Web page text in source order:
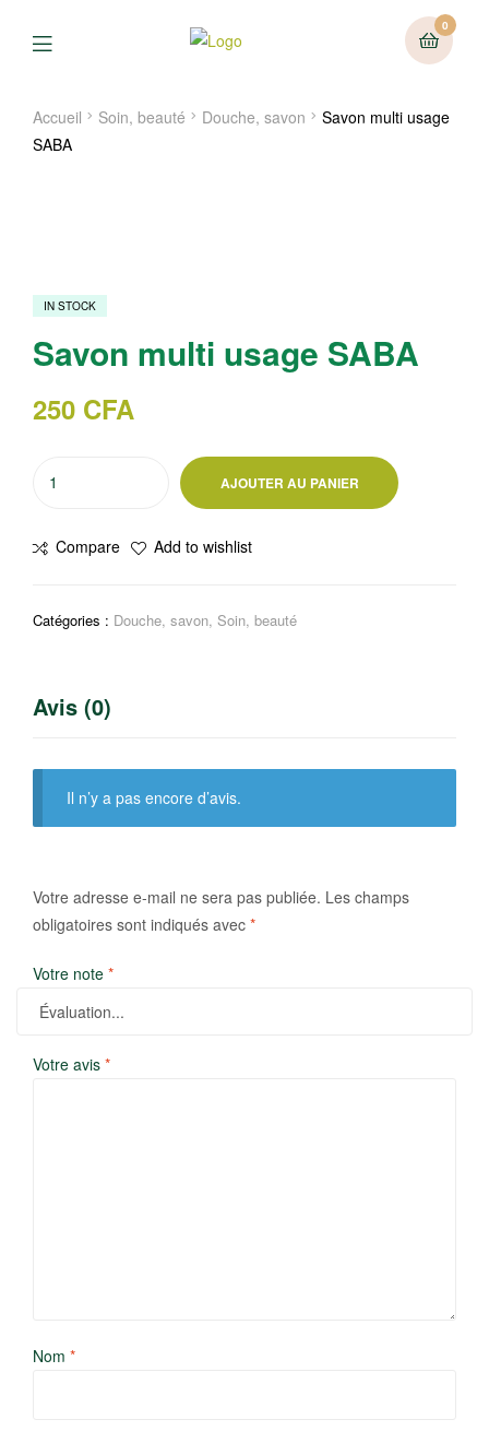
0
Menu
Accueil Soin, beauté Douche, savon
Savon multi usage
SABA
IN STOCK
Savon multi usage SABA
250 CFA
multi
AJOUTER AU PANIER
Compare Add to wishlist
Catégories : Douche, savon, Soin, beauté
Avis (0)
Il n’y a pas encore d’avis.
Votre adresse e-mail ne sera pas publiée. Les champs
obligatoires sont indiqués avec *
Votre note *
Votre avis *
Nom *